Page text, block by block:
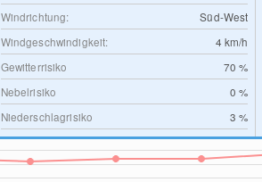
Windrichtung:
Süd-West
Windgeschwindigkeit:
4 km/h
Gewitterrisiko
70 %
Nebelrisiko
0 %
Niederschlagrisiko
3 %